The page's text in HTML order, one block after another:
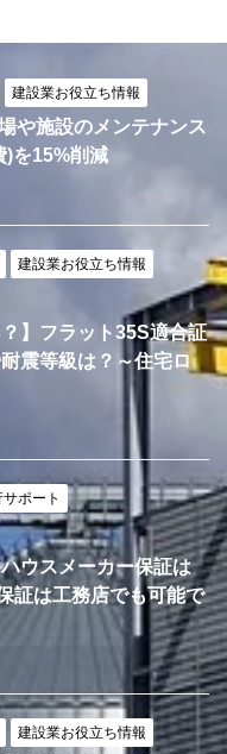
建設業お役立ち情報
や施設のメンテナンス
)を15%削減
建設業お役立ち情報
？】フラット35S適合証
震等級は？～住宅ロ
ポート
ハウスメーカー保証は
証は工務店でも可能で
建設業お役立ち情報